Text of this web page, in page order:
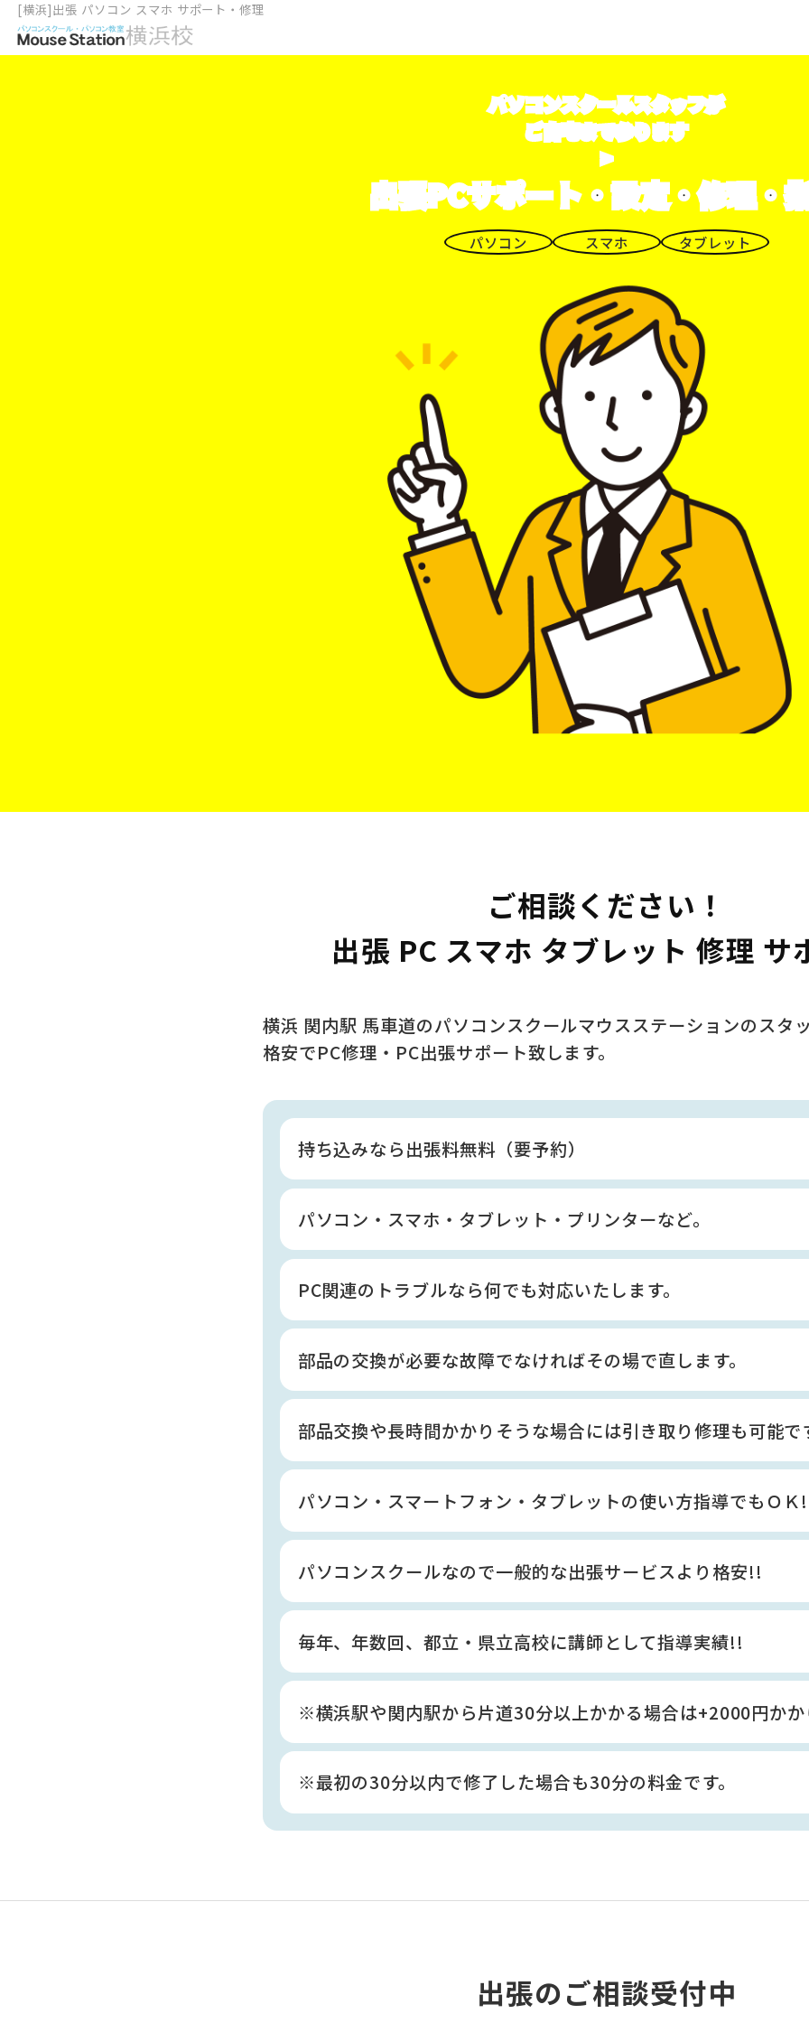
[横浜]出張 パソコン スマホ サポート・修理
パソコンスクールスタッフが
ご自宅まで参ります
>
出張PCサポート・設定・修理・
パソコン スマホ タブレット
ご相談ください！
出張 PC スマホ タブレット 修理 サ
横浜 関内駅 馬車道のパソコンスクールマウスステーションのスタ
格安でPC修理・PC出張サポート致します。
持ち込みなら出張料無料（要予約）
パソコン・スマホ・タブレット・プリンターなど。
PC関連のトラブルなら何でも対応いたします。
部品の交換が必要な故障でなければその場で直します。
部品交換や長時間かかりそうな場合には引き取り修理も可能で
パソコン・スマートフォン・タブレットの使い方指導でもＯＫ!
パソコンスクールなので一般的な出張サービスより格安!!
毎年、年数回、都立・県立高校に講師として指導実績!!
※横浜駅や関内駅から片道30分以上かかる場合は+2000円かか
※最初の30分以内で修了した場合も30分の料金です。
出張のご相談受付中